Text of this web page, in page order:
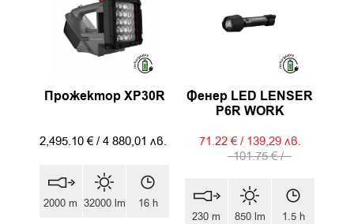
Прожектор XP30R
2,495.10 € / 4 880,01 лв.
32000 lm
2000 m 16 h
Фенер LED LENSER
P6R WORK
71.22 € / 139,29 лв.
101.75 € /
850 lm
230 m 1.5 h